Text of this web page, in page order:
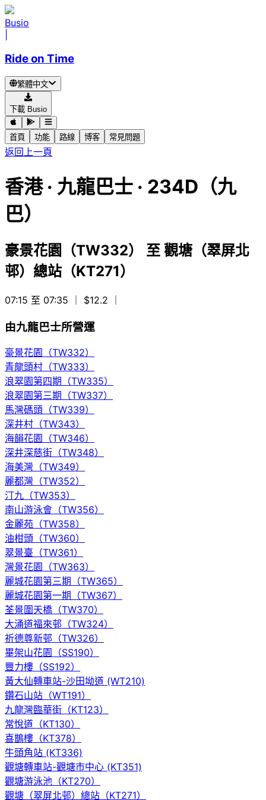
Busio
Ride on Time
繁體中文
下載 Busio
首頁 功能 路線 博客 常見問題
返回上一頁
香港· 九龍巴士 · 234D（九
巴）
豪景花園（TW332） 至 觀塘（翠屏北
邨）總站（KT271）
07:15 至 07:35 ｜ $12.2
由九龍巴士所營運
豪景花園（TW332）
青龍頭村（TW333）
浪翠園第四期（TW335）
浪翠園第三期（TW337）
馬灣碼頭（TW339）
深井村（TW343）
海韻花園（TW346）
深井深慈街（TW348）
海美灣（TW349）
麗都灣（TW352）
汀九（TW353）
南山游泳會（TW356）
金麗苑（TW358）
油柑頭（TW360）
翠景臺（TW361）
灣景花園（TW363）
麗城花園第三期（TW365）
麗城花園第一期（TW367）
荃景圍天橋（TW370）
大涌道福來邨（TW324）
祈德尊新邨（TW326）
畢架山花園（SS190）
豐力樓（SS192）
黃大仙轉車站-沙田坳道 (WT210)
鑽石山站（WT191）
九龍灣臨華街（KT123）
常悅道（KT130）
喜鵲樓（KT378）
牛頭角站 (KT336)
觀塘轉車站-觀塘市中心 (KT351)
觀塘游泳池（KT270）
觀塘（翠屏北邨）總站（KT271）